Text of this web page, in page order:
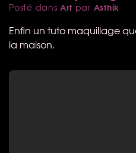
Posté dansArt par Asthik
Enfin un tuto maquillage
la maison.